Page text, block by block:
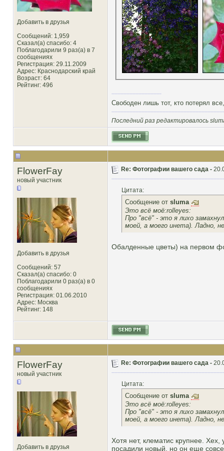
Добавить в друзья
Сообщений: 1,959
Сказал(а) спасибо: 4
Поблагодарили 9 раз(а) в 7
сообщениях
Регистрация: 29.11.2009
Адрес: Краснодарский край
Возраст: 64
Рейтинг: 496
Свободен лишь тот, кто потерял
Последний раз редактировалось
FlowerFay
новый участник
Добавить в друзья
Сообщений: 57
Сказал(а) спасибо: 0
Поблагодарили 0 раз(а) в 0
сообщениях
Регистрация: 01.06.2010
Адрес: Москва
Рейтинг: 148
Re: Фотографии вашего сада -
Цитата:
Сообщение от sluma
Это всё моё:rolleyes:
Про "всё" - это я лихо
моей, а моего инета). Ладно,
Обалденные цветы) на первом
FlowerFay
новый участник
Добавить в друзья
Re: Фотографии вашего сада -
Цитата:
Сообщение от sluma
Это всё моё:rolleyes:
Про "всё" - это я лихо
моей, а моего инета). Ладно,
Хотя нет, клематис крупнее.
посадили новый, но он еще